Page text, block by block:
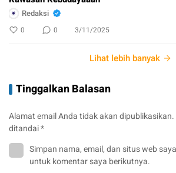
Redaksi
0 0 3/11/2025
Lihat lebih banyak
Tinggalkan Balasan
Alamat email Anda tidak akan dipublikasikan.
ditandai*
Simpan nama, email, dan situs web
untuk komentar saya berikutnya.